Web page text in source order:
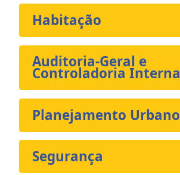
Habitação
Auditoria-Geral e
Controladoria Interna
Planejamento Urbano
Segurança